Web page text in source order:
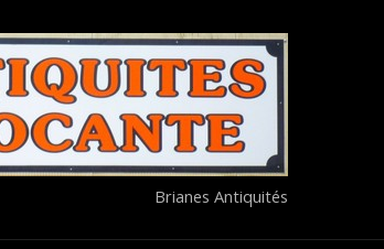
Brianes Antiquités